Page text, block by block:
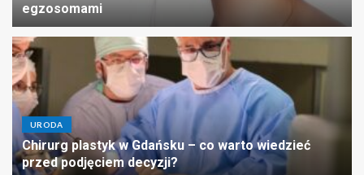
egzosomami
URODA
Chirurg plastyk w Gdańsku – co warto wiedzieć
przed podjęciem decyzji?